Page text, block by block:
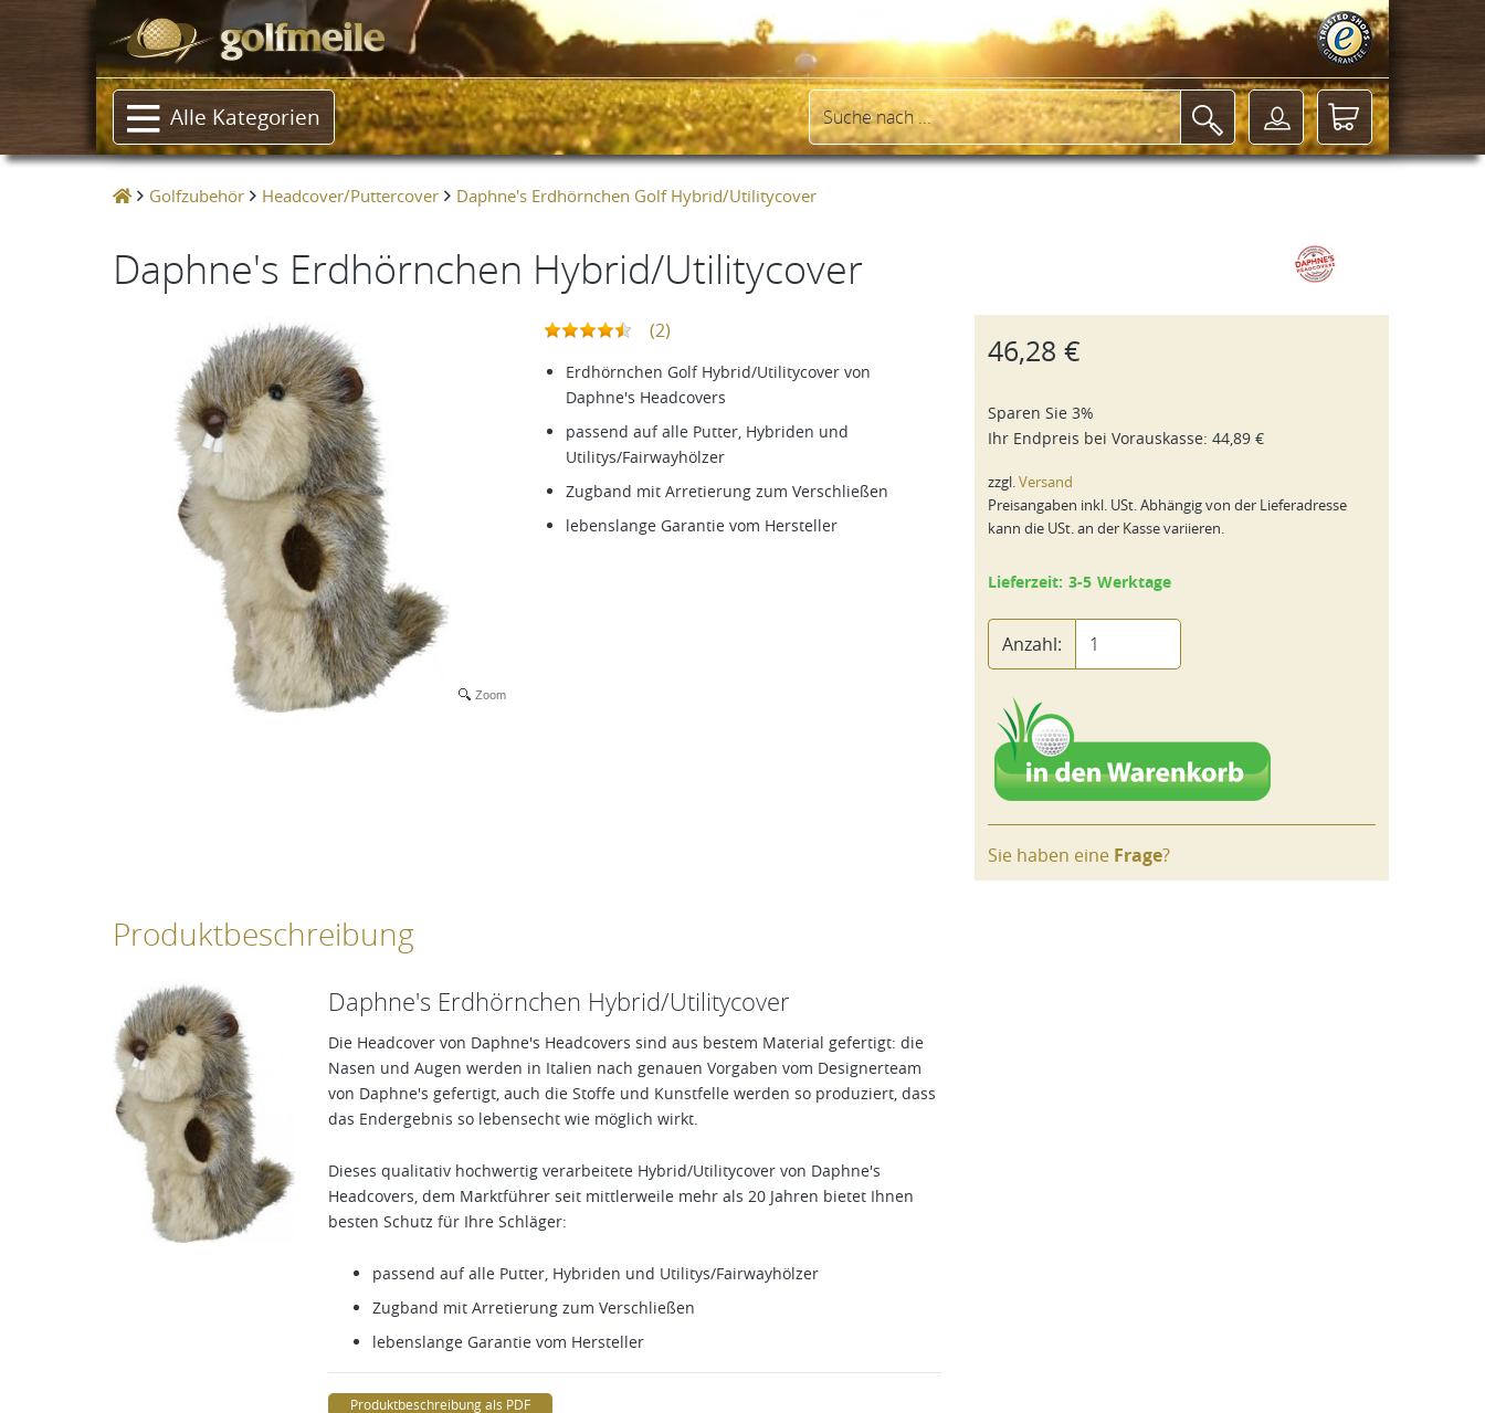
Alle Kategorien
Golfzubehör Headcover/Puttercover Daphne's Erdhörnchen Golf Hybrid/Utilitycover
Daphne's Erdhörnchen Hybrid/Utilitycover
Zoom
(2)
Erdhörnchen Golf Hybrid/Utilitycover von
Daphne's Headcovers
passend auf alle Putter, Hybriden und
Utilitys/Fairwayhölzer
Zugband mit Arretierung zum Verschließen
lebenslange Garantie vom Hersteller
46,28 €
Sparen Sie 3%
Ihr Endpreis bei Vorauskasse: 44,89 €
zzgl.Versand
Preisangaben inkl. USt. Abhängig von der Lieferadresse
kann die USt. an der Kasse variieren.
Lieferzeit: 3-5 Werktage
Anzahl:
Sie haben eine Frage?
Produktbeschreibung
Daphne's Erdhörnchen Hybrid/Utilitycover
Die Headcover von Daphne's Headcovers sind aus bestem Material gefertigt: die
Nasen und Augen werden in Italien nach genauen Vorgaben vom Designerteam
von Daphne's gefertigt, auch die Stoffe und Kunstfelle werden so produziert, dass
das Endergebnis so lebensecht wie möglich wirkt.
Dieses qualitativ hochwertig verarbeitete Hybrid/Utilitycover von Daphne's
Headcovers, dem Marktführer seit mittlerweile mehr als 20 Jahren bietet Ihnen
besten Schutz für Ihre Schläger:
passend auf alle Putter, Hybriden und Utilitys/Fairwayhölzer
Zugband mit Arretierung zum Verschließen
lebenslange Garantie vom Hersteller
Produktbeschreibung als PDF